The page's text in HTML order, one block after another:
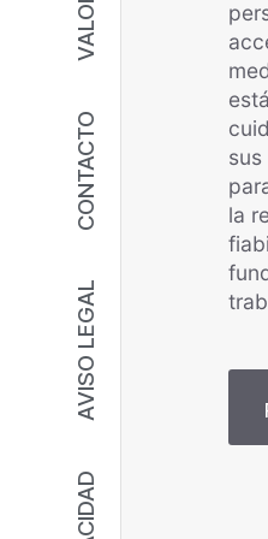
CONTACTO
AVISO LEGAL
la